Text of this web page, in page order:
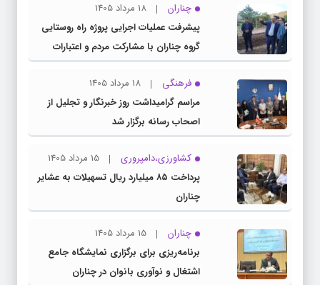
چناران
18 مرداد 1405
پیشرفت عملیات اجرایی پروژه راه روستایی
گروه چناران با مشارکت مردم و اعتبارات
دولتی
فرهنگی
18 مرداد 1405
مراسم گرامیداشت روز خبرنگار و تجلیل از
اصحاب رسانه برگزار شد
کشاورزی،دامپروری
15 مرداد 1405
پرداخت ۸۵ میلیارد ریال تسهیلات به عشایر
چناران
چناران
15 مرداد 1405
برنامه‌ریزی برای برگزاری نمایشگاه جامع
اشتغال و نوآوری بانوان در چناران